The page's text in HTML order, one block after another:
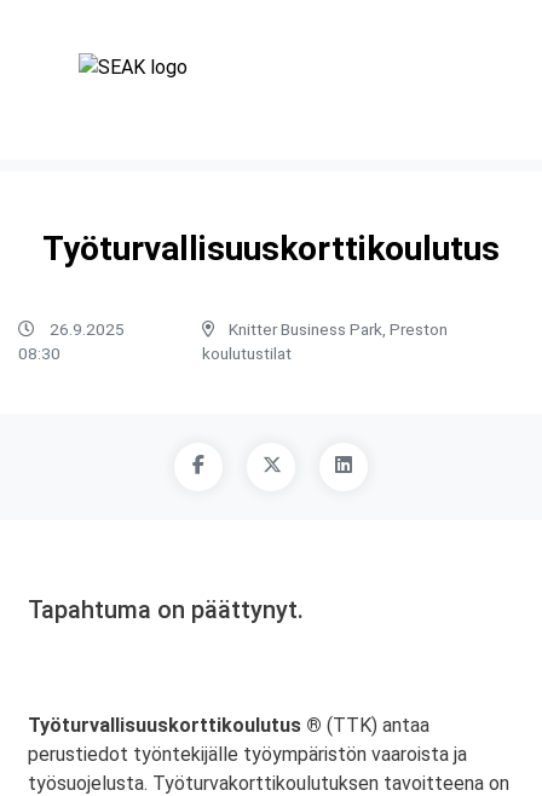
Työturvallisuuskorttikoulutus
26.9.2025
08:30
Knitter Business Park, Preston
koulutustilat
Tapahtuma on päättynyt.
Työturvallisuuskorttikoulutus ® (TTK) antaa
perustiedot työntekijälle työympäristön vaaroista ja
työsuojelusta. Työturvakorttikoulutuksen tavoitteena on